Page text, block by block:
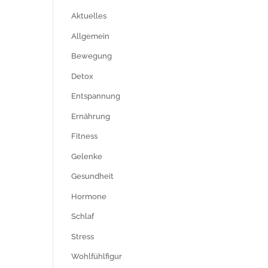
Aktuelles
Allgemein
Bewegung
Detox
Entspannung
Ernährung
Fitness
Gelenke
Gesundheit
Hormone
Schlaf
Stress
Wohlfühlfigur